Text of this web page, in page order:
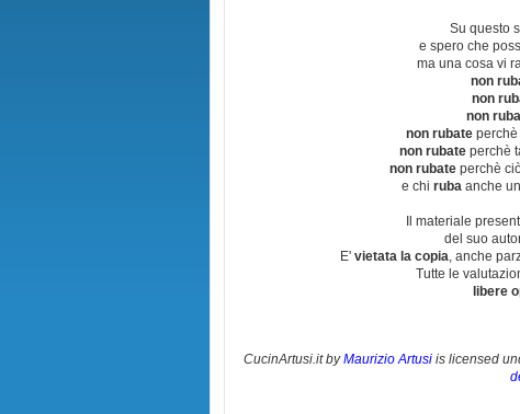
Su questo
e spero che
ma una cosa vi
non
non
non
non rubate
non rubateperchè
non rubateperchè
e chi ruba anche
Il materiale
del suo
E' vietata la copia, anche
Tutte le
libere
CucinArtusi.itbyMaurizio Artusi is licensed